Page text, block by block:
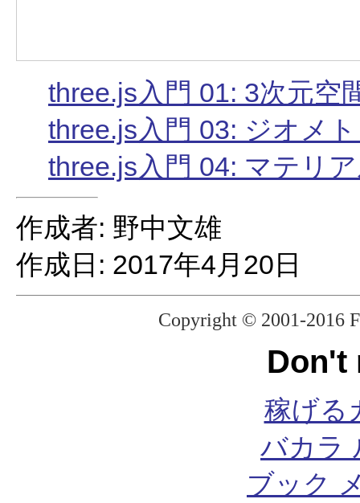
three.js入門 01: 3次元空
three.js入門 03: ジオメ
three.js入門 04: マテリ
作成者: 野中文雄
作成日: 2017年4月20日
Copyright © 2001-2016
Don't
稼げる
バカラ
ブック